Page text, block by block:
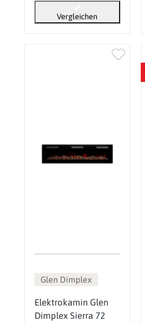
Vergleichen
Glen Dimplex
Elektrokamin Glen
Dimplex Sierra 72